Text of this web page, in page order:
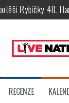
Rybičky 48,
Big Bossem či
RECENZE